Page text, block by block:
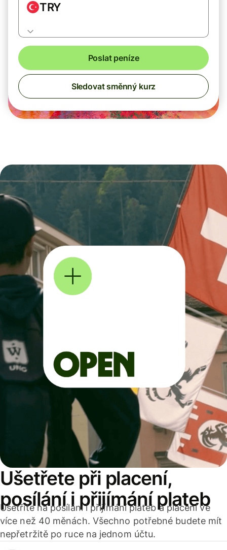
TRY
Poslat peníze
Sledovat směnný kurz
Ušetřete při placení,
posílání i přijímání plateb
Ušetříte na posílání i přijímání plateb a placení ve
více než 40 měnách. Všechno potřebné budete mít
nepřetržitě po ruce na jednom účtu.